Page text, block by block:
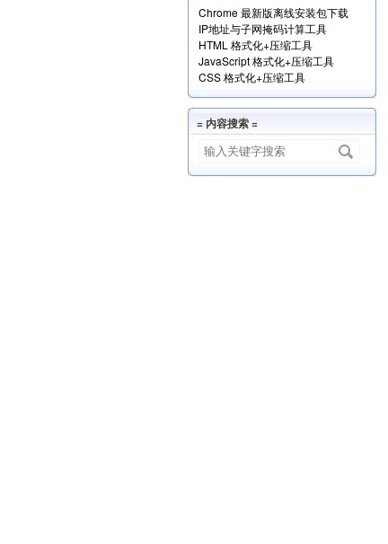
Chrome 最新版离线安装包下载
IP地址与子网掩码计算工具
HTML 格式化+压缩工具
JavaScript 格式化+压缩工具
CSS 格式化+压缩工具
= 内容搜索 =